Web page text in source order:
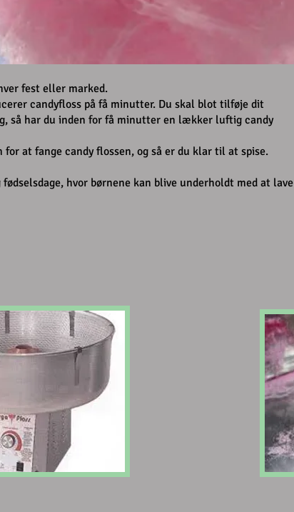
fest eller marked.
candyfloss på få minutter. Du skal blot tilføje dit
så har du inden for få minutter en lækker luftig candy
at fange candy flossen, og så er du klar til at spise.
hvor børnene kan blive underholdt med at lave